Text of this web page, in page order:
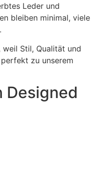
Leder und
bleiben minimal, viele
Stil, Qualität und
zu unserem
Designed